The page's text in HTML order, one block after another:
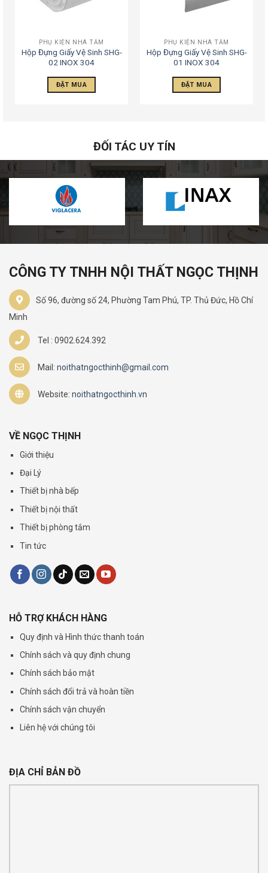
PHỤ KIỆN NHÀ TẮM
Hộp Đựng Giấy Vệ Sinh SHG-
02 INOX 304
ĐẶT MUA
PHỤ KIỆN NHÀ TẮM
Hộp Đựng Giấy Vệ Sinh SHG-
01 INOX 304
ĐẶT MUA
ĐỐI TÁC UY TÍN
CÔNG TY TNHH NỘI THẤT NGỌC THỊNH
Số 96, đường số 24, Phường Tam Phú, TP. Thủ Đức, Hồ Chí
Minh
Tel : 0902.624.392
Mail: noithatngocthinh@gmail.com
Website: noithatngocthinh.vn
VỀ NGỌC THỊNH
Giới thiệu
Đại Lý
Thiết bị nhà bếp
Thiết bị nội thất
Thiết bị phòng tắm
Tin tức
HỖ TRỢ KHÁCH HÀNG
Quy định và Hình thức thanh toán
Chính sách và quy định chung
Chính sách bảo mật
Chính sách đổi trả và hoàn tiền
Chính sách vận chuyển
Liên hệ với chúng tôi
ĐỊA CHỈ BẢN ĐỒ